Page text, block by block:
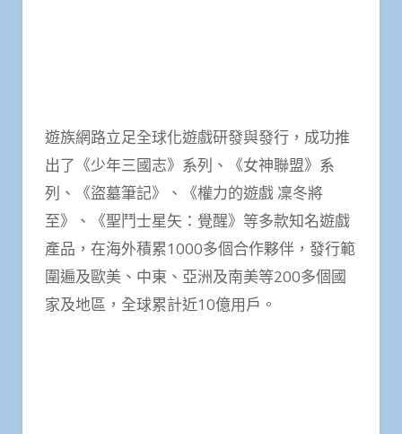
遊族網路立足全球化遊戲研發與發行，成功推
出了《少年三國志》系列、《女神聯盟》系
列、《盜墓筆記》、《權力的遊戲 凜冬將
至》、《聖鬥士星矢：覺醒》等多款知名遊戲
產品，在海外積累1000多個合作夥伴，發行範
圍遍及歐美、中東、亞洲及南美等200多個國
家及地區，全球累計近10億用戶。